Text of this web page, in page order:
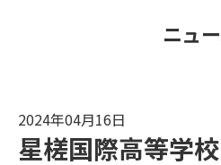
ニュ
2024年04月16日
星槎国際高等学